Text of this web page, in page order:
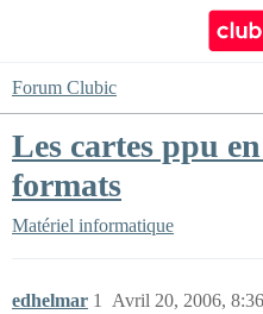
Forum Clubic
Les cartes ppu
formats
Matériel informatique
edhelmar Avril 20, 2006, 8:36
1